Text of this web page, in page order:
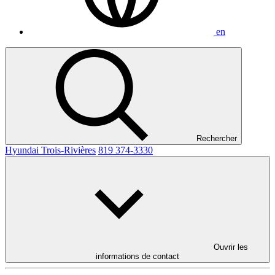
en
Rechercher
Hyundai Trois-Rivières 819 374-3330
Ouvrir les
informations de contact